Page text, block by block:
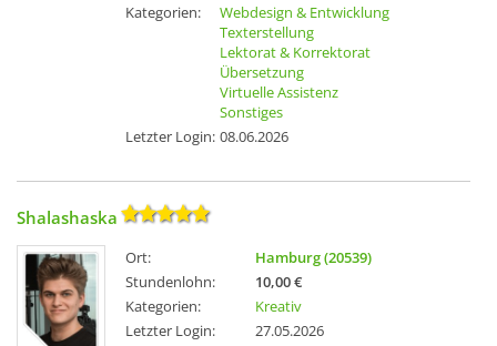
Kategorien:
Webdesign & Entwicklung
Texterstellung
Lektorat & Korrektorat
Übersetzung
Virtuelle Assistenz
Sonstiges
Letzter Login: 08.06.2026
Shalashaska
Ort:
Hamburg (20539)
Stundenlohn:
10,00 €
Kategorien:
Kreativ
Letzter Login:
27.05.2026